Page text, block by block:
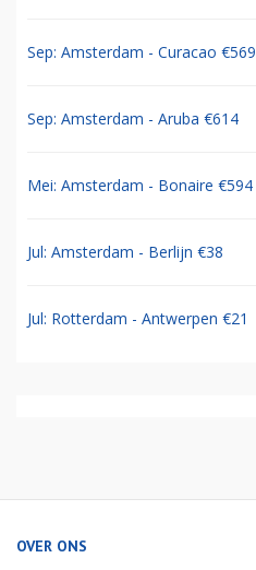
Sep: Amsterdam - Curacao €569
Sep: Amsterdam - Aruba €614
Mei: Amsterdam - Bonaire €594
Jul: Amsterdam - Berlijn €38
Jul: Rotterdam - Antwerpen €21
OVER ONS